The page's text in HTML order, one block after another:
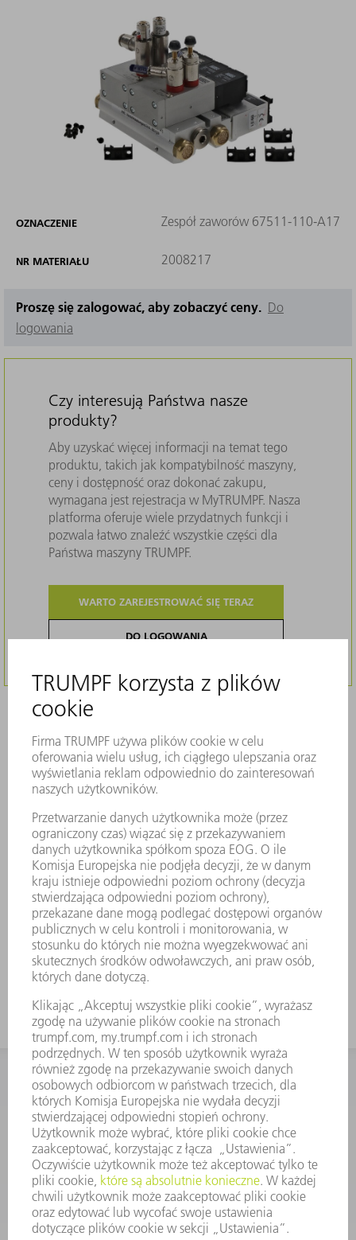
OZNACZENIE Zespół zaworów 67511-110-A17
NR MATERIAŁU 2008217
Proszę się zalogować, aby zobaczyć ceny. Do
logowania
Czy interesują Państwa nasze
produkty?
Aby uzyskać więcej informacji na temat tego
produktu, takich jak kompatybilność maszyny,
ceny i dostępność oraz dokonać zakupu,
wymagana jest rejestracja w MyTRUMPF. Nasza
platforma oferuje wiele przydatnych funkcji i
pozwala łatwo znaleźć wszystkie części dla
Państwa maszyny TRUMPF.
WARTO ZAREJESTROWAĆ SIĘ TERAZ
DO LOGOWANIA
KONTAKT
Dział Części Zamiennych i Narzędzi
48225753936
8.00 - 17.00
czesci.zamienne@trumpf.com